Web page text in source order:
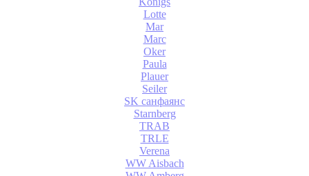
Lotte
Mar
Marc
Oker
Paula
Plauer
Seiler
SK санфаянс
Starnberg
TRAB
TRLE
Verena
WW Aisbach